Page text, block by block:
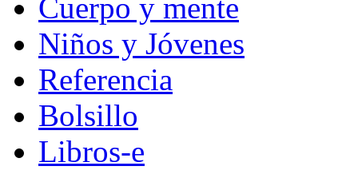
Cuerpo y mente
Niños y Jóvenes
Referencia
Bolsillo
Libros-e